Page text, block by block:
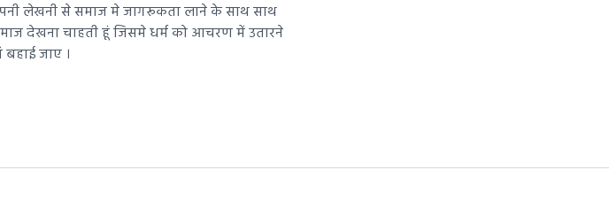
लेखनी से समाज मे जागरूकता लाने के साथ साथ
देखना चाहती हूं जिसमे धर्म को आचरण में उतारने
जाए ।